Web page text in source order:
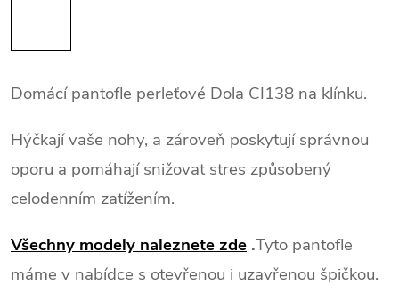
Domácí pantofle perleťové Dola CI138 na klínku.
Hýčkají vaše nohy, a zároveň poskytují správnou
oporu a pomáhají snižovat stres způsobený
celodenním zatížením.
Všechny modely naleznete zde .Tyto pantofle
máme v nabídce s otevřenou i uzavřenou špičkou.